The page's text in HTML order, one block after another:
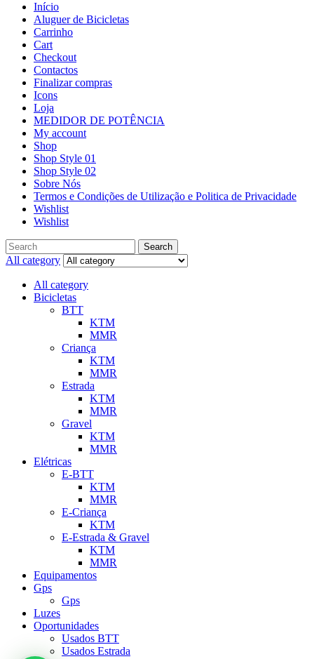
Início
Aluguer de Bicicletas
Carrinho
Cart
Checkout
Contactos
Finalizar compras
Icons
Loja
MEDIDOR DE POTÊNCIA
My account
Shop
Shop Style 01
Shop Style 02
Sobre Nós
Termos e Condições de Utilização e Politica de Privacidade
Wishlist
Wishlist
Search
All category
All category
Bicicletas
BTT
KTM
MMR
Criança
KTM
MMR
Estrada
KTM
MMR
Gravel
KTM
MMR
Elétricas
E-BTT
KTM
MMR
E-Criança
KTM
E-Estrada & Gravel
KTM
MMR
Equipamentos
Gps
Gps
Luzes
Oportunidades
Usados BTT
Usados Estrada